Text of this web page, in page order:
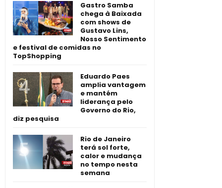
Gastro Samba
chega à Baixada
com shows de
Gustavo Lins,
Nosso Sentimento
e festival de comidas no
TopShopping
Eduardo Paes
amplia vantagem
e mantém
liderança pelo
Governo do Rio,
diz pesquisa
Rio de Janeiro
terá sol forte,
calor e mudança
no tempo nesta
semana